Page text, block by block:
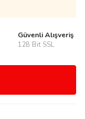
Güvenli Alışveriş
128 Bit SSL